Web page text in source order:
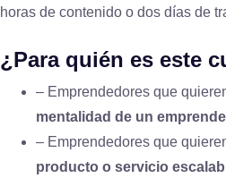
horas de contenido o dos días de
¿Para quién es este
– Emprendedores que
mentalidad de un
– Emprendedores que
producto o servicio